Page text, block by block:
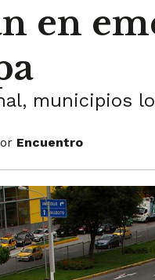
en
municipios
Encuentro